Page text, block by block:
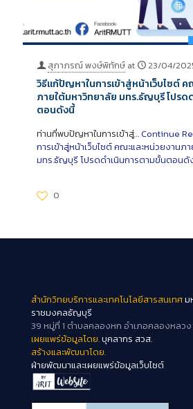
สุภาภรณ์ พงษ์พิทักษ์ at 23/04/
วิธีแก้ปัญหาในการเข้าสู่หน้าเว็บไซต์
ภายใต้มหาวิทยาลัย มทร.ธัญบุรี โปรด
ตอนดังนี้
ท่านที่พบปัญหาในการเข้าสู่… Continue
การเข้าสู่หน้าเว็บไซต์ คณะและหน่วยงานภ
มทร.ธัญบุรี โปรดดำเนินการตามขั้นตอนดั
0
สำนักวิทยบริการและเทคโนโลยีสารสนเทศม
ราชมงคลธัญบุรี
39 หมู่ที่ 1 ตำบลคลองหก อำเภอคลองหลวง
เผยแพร่ข้อมูลโดย.บุคลากร สวส.
สร้างและพัฒนาโดย.
ฝ่ายพัฒนาและเผยแพร่ข้อมูลเว็บไซต์